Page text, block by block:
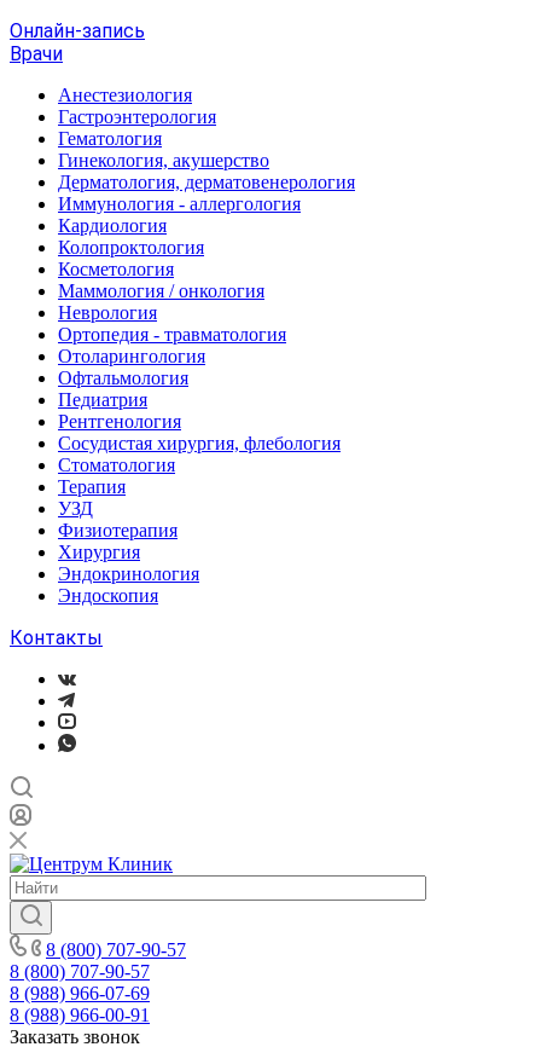
Онлайн-запись
Врачи
Анестезиология
Гастроэнтерология
Гематология
Гинекология, акушерство
Дерматология, дерматовенерология
Иммунология - аллергология
Кардиология
Колопроктология
Косметология
Маммология / онкология
Неврология
Ортопедия - травматология
Отоларингология
Офтальмология
Педиатрия
Рентгенология
Сосудистая хирургия, флебология
Стоматология
Терапия
УЗД
Физиотерапия
Хирургия
Эндокринология
Эндоскопия
Контакты
8 (800) 707-90-57
8 (800) 707-90-57
8 (988) 966-07-69
8 (988) 966-00-91
Заказать звонок